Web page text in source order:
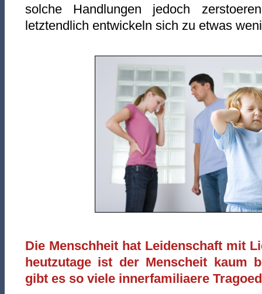
solche Handlungen jedoch
letztendlich entwickeln sich zu etwas
Die Menschheit hat Leidenschaft mit
heutzutage ist der Menscheit kaum
gibt es so viele innerfamiliaere